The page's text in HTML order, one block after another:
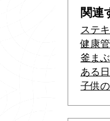
関連
ステ
健康
釜ま
ある
子供